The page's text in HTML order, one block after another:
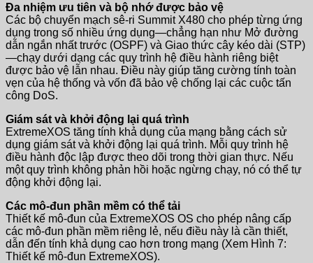
Đa nhiệm ưu tiên và bộ nhớ được bảo vệ
Các bộ chuyển mạch sê-ri Summit X480 cho phép từng ứng
dụng trong số nhiều ứng dụng—chẳng hạn như Mở đường
dẫn ngắn nhất trước (OSPF) và Giao thức cây kéo dài (STP)
—chạy dưới dạng các quy trình hệ điều hành riêng biệt
được bảo vệ lẫn nhau. Điều này giúp tăng cường tính toàn
vẹn của hệ thống và vốn đã bảo vệ chống lại các cuộc tấn
công DoS.
Giám sát và khởi động lại quá trình
ExtremeXOS tăng tính khả dụng của mạng bằng cách sử
dụng giám sát và khởi động lại quá trình. Mỗi quy trình hệ
điều hành độc lập được theo dõi trong thời gian thực. Nếu
một quy trình không phản hồi hoặc ngừng chạy, nó có thể tự
động khởi động lại.
Các mô-đun phần mềm có thể tải
Thiết kế mô-đun của ExtremeXOS OS cho phép nâng cấp
các mô-đun phần mềm riêng lẻ, nếu điều này là cần thiết,
dẫn đến tính khả dụng cao hơn trong mạng (Xem Hình 7:
Thiết kế mô-đun ExtremeXOS).